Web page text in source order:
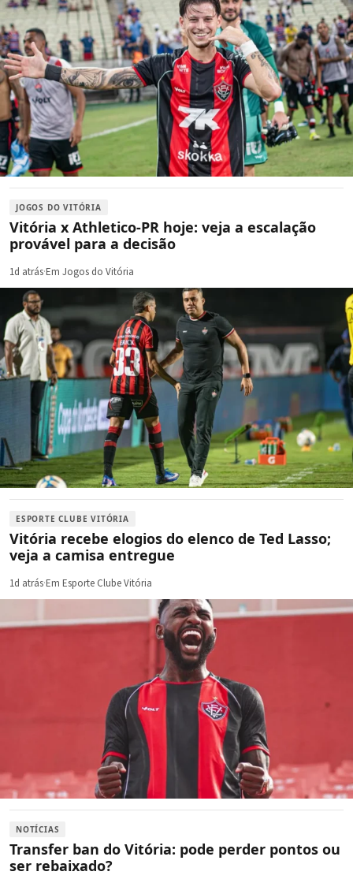
JOGOS DO VITÓRIA
Vitória x Athletico-PR hoje: veja a escalação
provável para a decisão
1d atrás·Em Jogos do Vitória
ESPORTE CLUBE VITÓRIA
Vitória recebe elogios do elenco de Ted Lasso;
veja a camisa entregue
1d atrás·Em Esporte Clube Vitória
NOTÍCIAS
Transfer ban do Vitória: pode perder pontos ou
ser rebaixado?